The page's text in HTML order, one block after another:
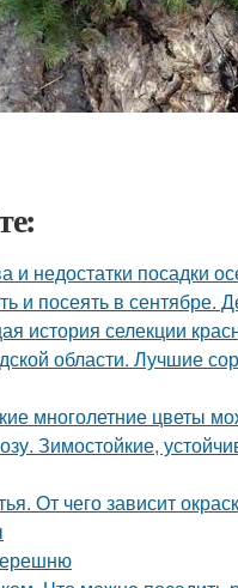
и недостатки посадки
и посеять в сентябре.
история селекции
области. Лучшие
многолетние цветы
Зимостойкие,
От чего зависит